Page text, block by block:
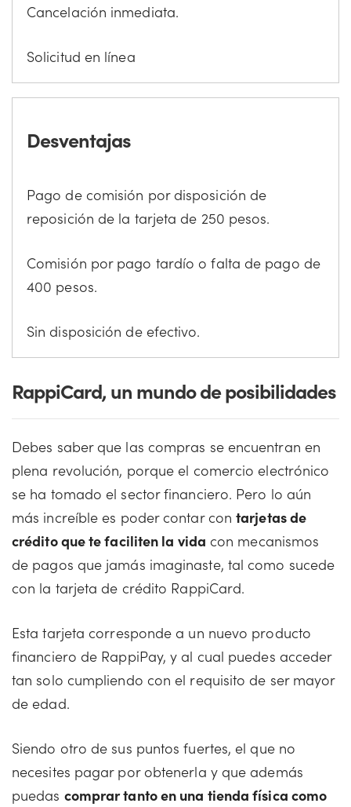
Cancelación inmediata.
Solicitud en línea
Desventajas
Pago de comisión por disposición de
reposición de la tarjeta de 250 pesos.
Comisión por pago tardío o falta de pago de
400 pesos.
Sin disposición de efectivo.
RappiCard, un mundo de posibilidades
Debes saber que las compras se encuentran en
plena revolución, porque el comercio electrónico
se ha tomado el sector financiero. Pero lo aún
más increíble es poder contar contarjetas de
crédito que te faciliten la vida con mecanismos
de pagos que jamás imaginaste, tal como sucede
con la tarjeta de crédito RappiCard.
Esta tarjeta corresponde a un nuevo producto
financiero de RappiPay, y al cual puedes acceder
tan solo cumpliendo con el requisito de ser mayor
de edad.
Siendo otro de sus puntos fuertes, el que no
necesites pagar por obtenerla y que además
puedas comprar tanto en una tienda física como